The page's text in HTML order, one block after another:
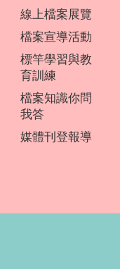
線上檔案展覽
檔案宣導活動
標竿學習與教
育訓練
檔案知識你問
我答
媒體刊登報導